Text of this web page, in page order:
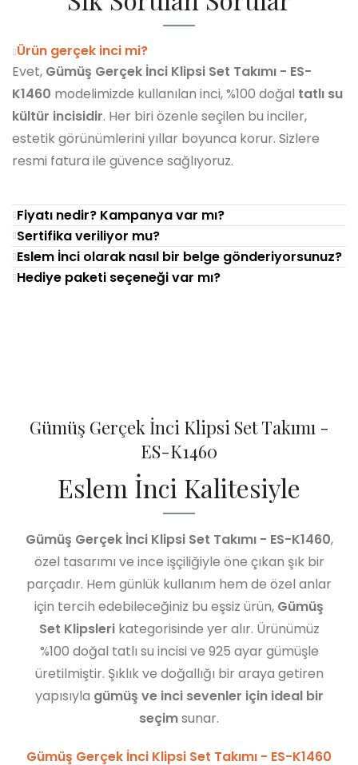
Ürün gerçek inci mi?
Evet, Gümüş Gerçek İnci Klipsi Set Takımı - ES-
K1460 modelimizde kullanılan inci, %100 doğal tatlı su
kültür incisidir. Her biri özenle seçilen bu inciler,
estetik görünümlerini yıllar boyunca korur. Sizlere
resmi fatura ile güvence sağlıyoruz.
Fiyatı nedir? Kampanya var mı?
Sertifika veriliyor mu?
Eslem İnci olarak nasıl bir belge gönderiyorsunuz?
Hediye paketi seçeneği var mı?
Gümüş Gerçek İnci Klipsi Set Takımı -
ES-K1460
Eslem İnci Kalitesiyle
Gümüş Gerçek İnci Klipsi Set Takımı - ES-K1460,
özel tasarımı ve ince işçiliğiyle öne çıkan şık bir
parçadır. Hem günlük kullanım hem de özel anlar
için tercih edebileceğiniz bu eşsiz ürün, Gümüş
Set Klipslerikategorisinde yer alır. Ürünümüz
%100 doğal tatlı su incisi ve 925 ayar gümüşle
üretilmiştir. Şıklık ve doğallığı bir araya getiren
yapısıyla gümüş ve inci sevenler için ideal bir
seçimsunar.
Gümüş Gerçek İnci Klipsi Set Takımı - ES-K1460